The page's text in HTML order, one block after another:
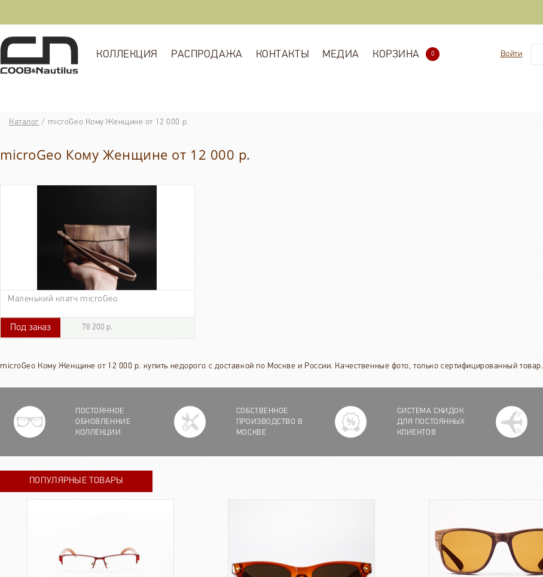
КОЛЛЕКЦИЯ РАСПРОДАЖА КОНТАКТЫ МЕДИА КОРЗИНА 0 Войти
Каталог / microGeo Кому Женщине от 12 000 р.
microGeo Кому Женщине от 12 000 р.
Маленький клатч microGeo
78 200 р. 78 200 р.
Под заказ
microGeo Кому Женщине от 12 000 р. купить недорого с доставкой по Москве и России. Качественные фото, только сертифицированный товар.
ПОСТОЯННОЕ
ОБНОВЛЕННИЕ
КОЛЛЕКЦИИ
СОБСТВЕННОЕ
ПРОИЗВОДСТВО В
МОСКВЕ
СИСТЕМА СКИДОК
ДЛЯ ПОСТОЯННЫХ
КЛИЕНТОВ
ПОПУЛЯРНЫЕ ТОВАРЫ